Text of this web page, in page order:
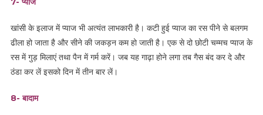
खांसी के इलाज में प्याज भी अत्यंत लाभकारी है। कटी हुई प्याज का रस पीने से बलगम
ढीला हो जाता है और सीने की जकड़न कम हो जाती है। एक से दो छोटी चम्मच प्याज के
रस में गुड़ मिलाएं तथा पैन में गर्म करें। जब यह गाढ़ा होने लगा तब गैस बंद कर दे और
ठंडा कर लें इसको दिन में तीन बार लें।
8- बादाम